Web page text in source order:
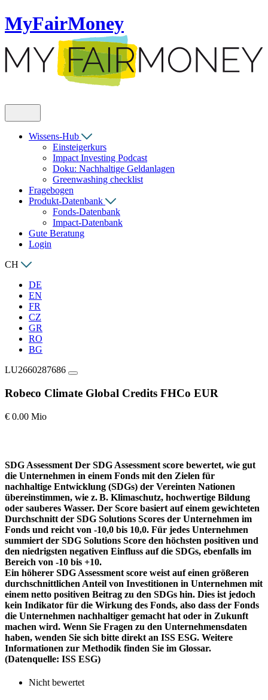
MyFairMoney
Wissens-Hub
Einsteigerkurs
Impact Investing Podcast
Doku: Nachhaltige Geldanlagen
Greenwashing checklist
Fragebogen
Produkt-Datenbank
Fonds-Datenbank
Impact-Datenbank
Gute Beratung
Login
CH
DE
EN
FR
CZ
GR
RO
BG
LU2660287686
Robeco Climate Global Credits FHCo EUR
€ 0.00 Mio
SDG Assessment Der SDG Assessment score bewertet, wie gut
die Unternehmen in einem Fonds mit den Zielen für
nachhaltige Entwicklung (SDGs) der Vereinten Nationen
übereinstimmen, wie z. B. Klimaschutz, hochwertige Bildung
oder sauberes Wasser. Der Score basiert auf einem gewichteten
Durchschnitt der SDG Solutions Scores der Unternehmen im
Fonds und reicht von -10,0 bis 10,0. Für jedes Unternehmen
summiert der SDG Solutions Score den höchsten positiven und
den niedrigsten negativen Einfluss auf die SDGs, ebenfalls im
Bereich von -10 bis +10.
Ein höherer SDG Assessment score weist auf einen größeren
durchschnittlichen Anteil von Investitionen in Unternehmen mit
einem netto positiven Beitrag zu den SDGs hin. Dies ist jedoch
kein Indikator für die Wirkung des Fonds, also dass der Fonds
die Unternehmen nachhaltiger gemacht hat oder in Zukunft
machen wird. Wenn Sie Fragen zu den Unternehmensdaten
haben, wenden Sie sich bitte direkt an ISS ESG. Weitere
Informationen zur Methodik finden Sie im Glossar.
(Datenquelle: ISS ESG)
Nicht bewertet